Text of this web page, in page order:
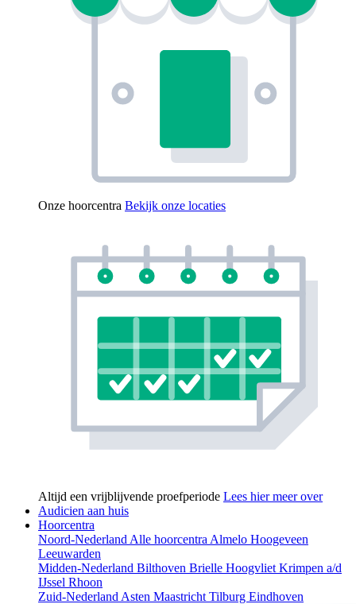
Onze hoorcentra Bekijk onze locaties
Altijd een vrijblijvende proefperiode Lees hier meer over
Audicien aan huis
Hoorcentra
Noord-Nederland Alle hoorcentra Almelo Hoogeveen
Leeuwarden
Midden-Nederland Bilthoven Brielle Hoogvliet Krimpen a/d
IJssel Rhoon
Zuid-Nederland Asten Maastricht Tilburg Eindhoven